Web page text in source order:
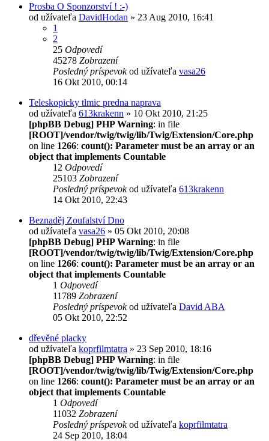
Prosba O Sponzorství ! :-)
od užívateľa DavidHodan » 23 Aug 2010, 16:41
1
2
25 Odpovedí
45278 Zobrazení
Posledný príspevokod užívateľa vasa26
16 Okt 2010, 00:14
Teleskopicky tlmic predna naprava
od užívateľa 613krakenn » 10 Okt 2010, 21:25
[phpBB Debug] PHP Warning: in file
[ROOT]/vendor/twig/twig/lib/Twig/Extension/Core.php
on line 1266: count(): Parameter must be an array or an
object that implements Countable
12 Odpovedí
25103 Zobrazení
Posledný príspevokod užívateľa 613krakenn
14 Okt 2010, 22:43
Beznaděj Zoufalství Dno
od užívateľa vasa26 » 05 Okt 2010, 20:08
[phpBB Debug] PHP Warning: in file
[ROOT]/vendor/twig/twig/lib/Twig/Extension/Core.php
on line 1266: count(): Parameter must be an array or an
object that implements Countable
1 Odpovedí
11789 Zobrazení
Posledný príspevokod užívateľa David ABA
05 Okt 2010, 22:52
dřevěné placky
od užívateľa koprfilmtatra » 23 Sep 2010, 18:16
[phpBB Debug] PHP Warning: in file
[ROOT]/vendor/twig/twig/lib/Twig/Extension/Core.php
on line 1266: count(): Parameter must be an array or an
object that implements Countable
1 Odpovedí
11032 Zobrazení
Posledný príspevokod užívateľa koprfilmtatra
24 Sep 2010, 18:04